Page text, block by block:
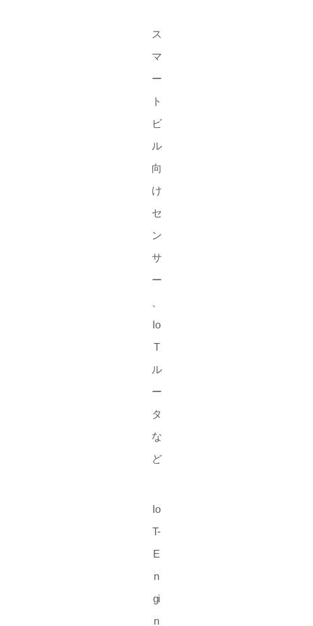
ス
マ
ー
ト
ビ
ル
向
け
セ
ン
サ
ー
Io
T
ル
ー
タ
な
ど
Io
T-
E
n
gi
n